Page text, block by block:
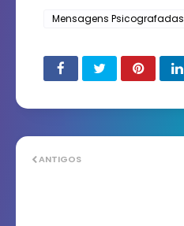
Mensagens Psicografadas
ANTIGOS